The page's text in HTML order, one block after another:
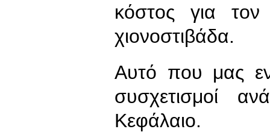
κόστος για
χιονοστιβάδα.
Αυτό που μας
συσχετισμοί
Κεφάλαιο.